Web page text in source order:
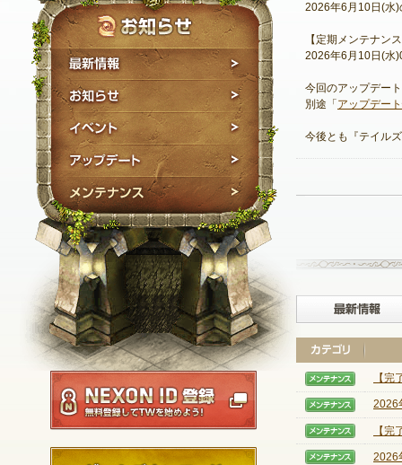
最新情報
お知らせ
NEXON ID登録
ゲームダウンロード
2026年6月10日(水)
【定期メンテナン
2026年6月10日(水
今回のアップデー
別途「 アップデー
今後とも『テイル
【メ
【
【メ
2026
【メ
【
【メ
2026